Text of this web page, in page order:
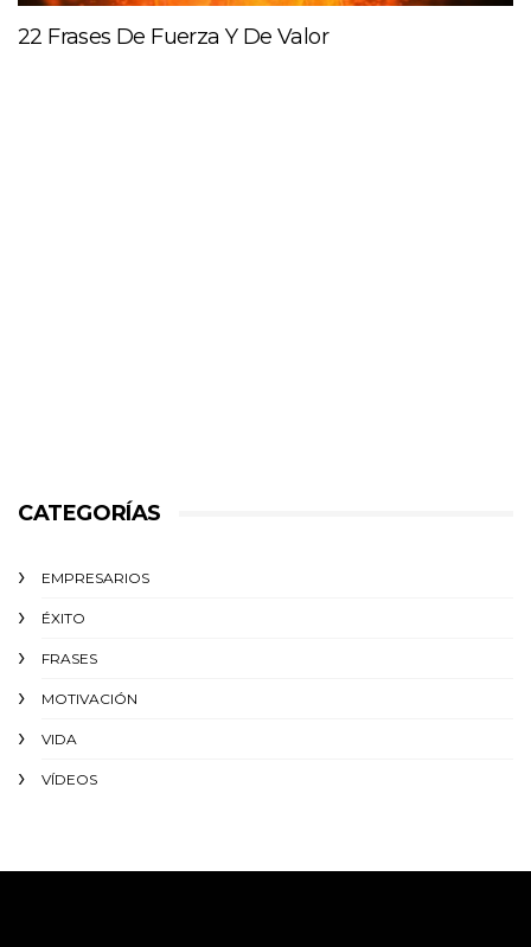
22 Frases De Fuerza Y De Valor
CATEGORÍAS
EMPRESARIOS
ÉXITO‬
FRASES
MOTIVACIÓN
VIDA
VÍDEOS